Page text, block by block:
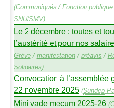
(Communiqués / Fonction publique
SNU/SMV)
Le 2 décembre : toutes et
l’austérité et pour nos
Grève/ manifestation/ préavis /
Solidaires)
Convocation à l’assemblée
22 novembre 2025 (Sundep
Mini vade mecum 2025-26 (